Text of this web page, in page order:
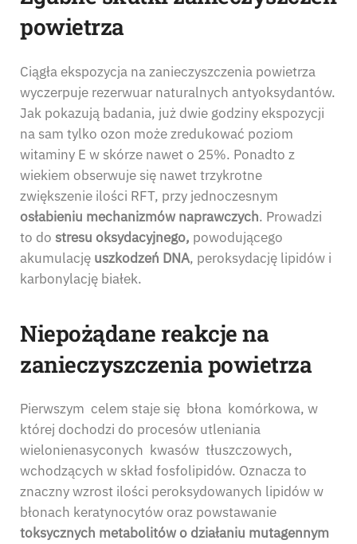
powietrza
Ciągła ekspozycja na zanieczyszczenia powietrza
wyczerpuje rezerwuar naturalnych antyoksydantów.
Jak pokazują badania, już dwie godziny ekspozycji
na sam tylko ozon może zredukować poziom
witaminy E w skórze nawet o 25%. Ponadto z
wiekiem obserwuje się nawet trzykrotne
zwiększenie ilości RFT, przy jednoczesnym
osłabieniu mechanizmów naprawczych. Prowadzi
to do stresu oksydacyjnego, powodującego
akumulację uszkodzeń DNA, peroksydację lipidów i
karbonylację białek.
Niepożądane reakcje na
zanieczyszczenia powietrza
Pierwszym celem staje się błona komórkowa, w
której dochodzi do procesów utleniania
wielonienasyconych kwasów tłuszczowych,
wchodzących w skład fosfolipidów. Oznacza to
znaczny wzrost ilości peroksydowanych lipidów w
błonach keratynocytów oraz powstawanie
toksycznych metabolitów o działaniu mutagennym